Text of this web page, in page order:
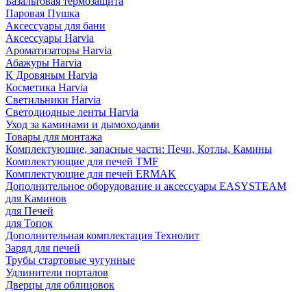
Паровая Пушка
Аксессуары для бани
Аксессуары Harvia
Ароматизаторы Harvia
Абажуры Harvia
К Дровяным Harvia
Косметика Harvia
Светильники Harvia
Светодиодные ленты Harvia
Уход за каминами и дымоходами
Товары для монтажа
Комплектующие, запасные части: Печи, Котлы, Камины
Комплектующие для печей TMF
Комплектующие для печей ERMAK
Дополнительное оборудование и аксессуары EASYSTEAM
для Каминов
для Печей
для Топок
Дополнительная комплектация Технолит
Заряд для печей
Трубы стартовые чугунные
Удлинители порталов
Дверцы для облицовок